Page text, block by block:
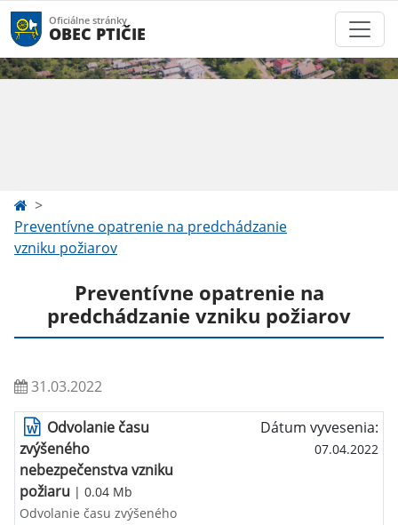
Oficiálne stránky
OBEC PTIČIE
Preventívne opatrenie na predchádzanie
vzniku požiarov
Preventívne opatrenie na
predchádzanie vzniku požiarov
31.03.2022
Odvolanie času
zvýšeného
nebezpečenstva vzniku
požiaru | 0.04 Mb
Dátum vyvesenia:
07.04.2022
Odvolanie času zvýšeného